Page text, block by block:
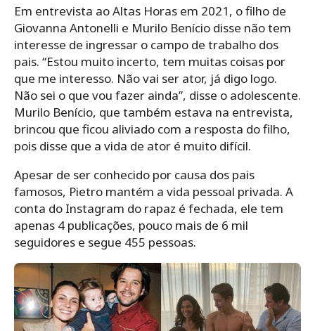
Em entrevista ao Altas Horas em 2021, o filho de
Giovanna Antonelli e Murilo Benício disse não tem
interesse de ingressar o campo de trabalho dos
pais. “Estou muito incerto, tem muitas coisas por
que me interesso. Não vai ser ator, já digo logo.
Não sei o que vou fazer ainda”, disse o adolescente.
Murilo Benício, que também estava na entrevista,
brincou que ficou aliviado com a resposta do filho,
pois disse que a vida de ator é muito difícil.
Apesar de ser conhecido por causa dos pais
famosos, Pietro mantém a vida pessoal privada. A
conta do Instagram do rapaz é fechada, ele tem
apenas 4 publicações, pouco mais de 6 mil
seguidores e segue 455 pessoas.